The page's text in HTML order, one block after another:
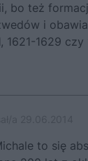
bo też
i
1621-1629
to się